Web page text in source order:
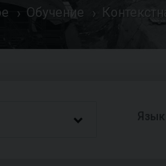
Обучение
Язык